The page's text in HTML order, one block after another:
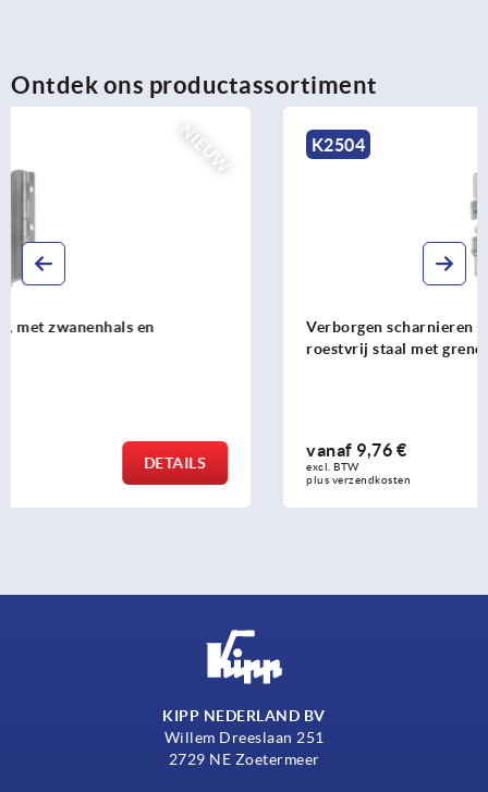
Ontdek ons productassortiment
Verborgen scharnieren zinkspuitgietwerk, staal of
roestvrij staal met grendel, afgeschuinde rand 23 mm
9,76 €
plus verzendkosten
DETAILS
KIPP NEDERLAND BV
Willem Dreeslaan 251
2729 NE Zoetermeer